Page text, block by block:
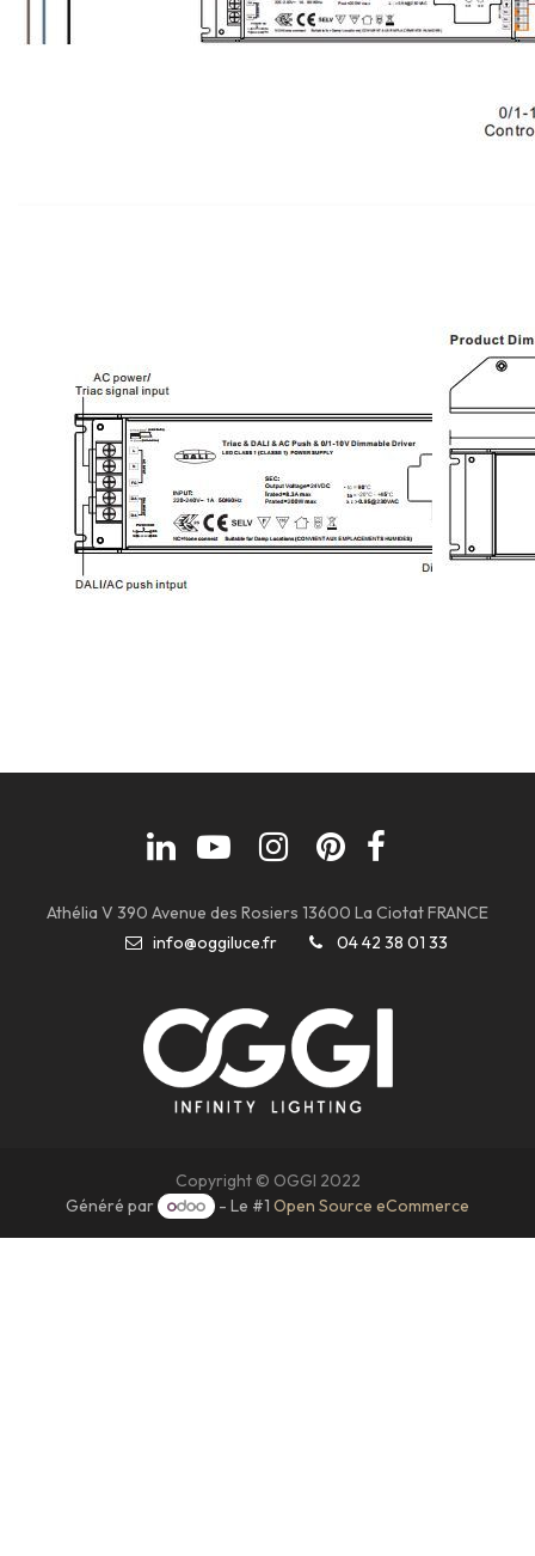
Athélia V 390 Avenue des Rosiers 13600 La Ciotat FRANCE
info@oggiluce.fr
04 42 38 01 33
Copyright © OGGI 2022
Généré par
- Le #1Open Source eCommerce